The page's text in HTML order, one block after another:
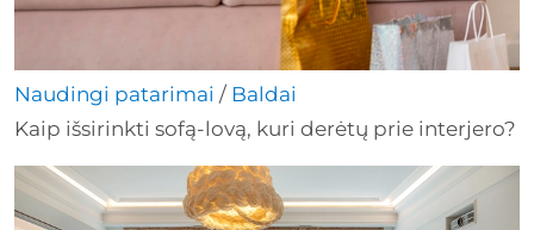
Naudingi patarimai / Baldai
Kaip išsirinkti sofą-lovą, kuri derėtų prie interjero?